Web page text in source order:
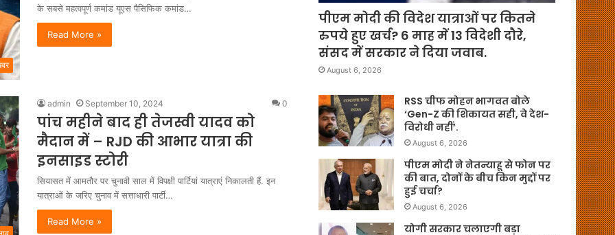
के सबसे महत्वपूर्ण कमांड यूएस पैसिफिक कमांड…
Read More »
admin September 10, 2024 0
पांच महीने बाद ही तेजस्वी यादव को
मैदान में – RJD की आभार यात्रा की
इनसाइड स्टोरी
सियासत में आमतौर पर चुनावी साल में विपक्षी पार्टियां यात्राएं निकालती हैं. इन
यात्राओं के जरिए चुनाव में सत्ताधारी पार्टी…
Read More »
पीएम मोदी की विदेश यात्राओं पर कितने
रुपये हुए खर्च? 6 माह में 13 विदेशी दौरे,
संसद में सरकार ने दिया जवाब.
August 6, 2026
RSS चीफ मोहन भागवत बोले
‘Gen-Z की शिकायत सही, वे देश-
विरोधी नहीं’.
August 6, 2026
पीएम मोदी ने नेतन्याहू से फोन पर
की बात, दोनों के बीच किन मुद्दों पर
हुई चर्चा?
August 6, 2026
योगी सरकार चलाएगी बड़ा